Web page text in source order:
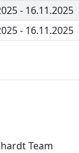
- 16.11.2025
- 16.11.2025
Team